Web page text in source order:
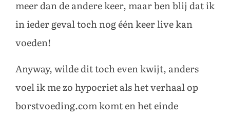
meer dan de andere keer, maar ben blij dat ik
in ieder geval toch nog één keer live kan
voeden!
Anyway, wilde dit toch even kwijt, anders
voel ik me zo hypocriet als het verhaal op
borstvoeding.com komt en het einde